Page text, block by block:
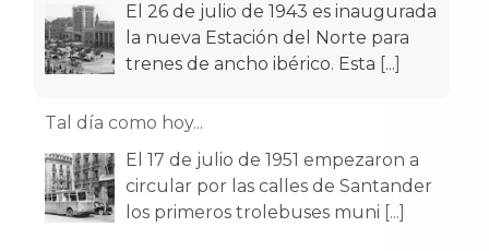
El 26 de julio de 1943 es inaugurada
la nueva Estación del Norte para
trenes de ancho ibérico. Esta [...]
Tal día como hoy...
El 17 de julio de 1951 empezaron a
circular por las calles de Santander
los primeros trolebuses muni [...]